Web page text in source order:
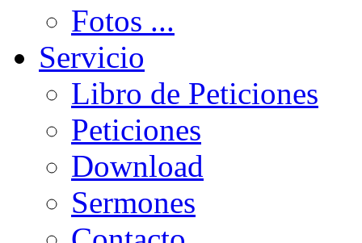
Fotos ...
Servicio
Libro de Peticiones
Peticiones
Download
Sermones